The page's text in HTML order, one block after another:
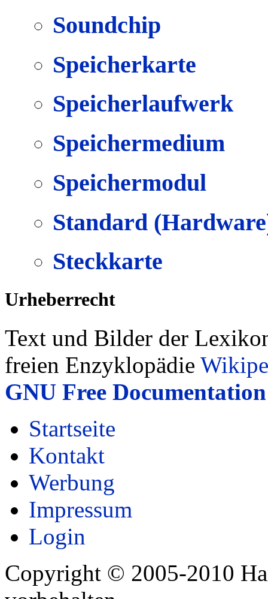
Soundchip
Speicherkarte
Speicherlaufwerk
Speichermedium
Speichermodul
Standard
Steckkarte
Urheberrecht
Text und Bilder der
freien Enzyklopädie
GNU Free
Startseite
Kontakt
Werbung
Impressum
Login
Copyright © 2005-2010